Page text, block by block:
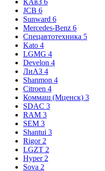
КАвЗ 6
JCB 6
Sunward 6
Mercedes-Benz 6
Спецавтотехника 5
Kato 4
LGMG 4
Develon 4
ЛиАЗ 4
Shanmon 4
Citroen 4
Коммаш (Мценск) 3
SDAC 3
RAM 3
SEM 3
Shantui 3
Rigor 2
LGZT 2
Hyper 2
Sova 2